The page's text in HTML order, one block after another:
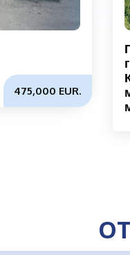
475,000 EUR.